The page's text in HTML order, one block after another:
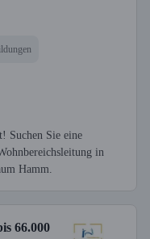
Suchen Sie eine
in
Hamm.
66.000